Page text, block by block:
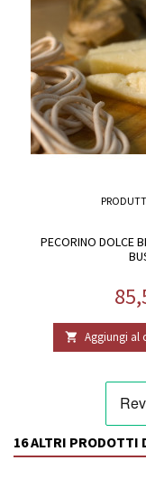
PECORINO DOLCE
 Aggiungi al
16 ALTRI PRODOTTI